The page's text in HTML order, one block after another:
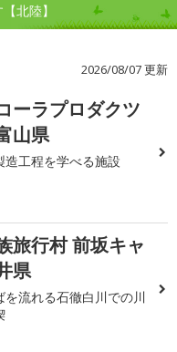
北陸】
2026/08/07 更新
ーラプロダクツ
山県
造工程を学べる施設
旅行村 前坂キャ
県
を流れる石徹白川での川